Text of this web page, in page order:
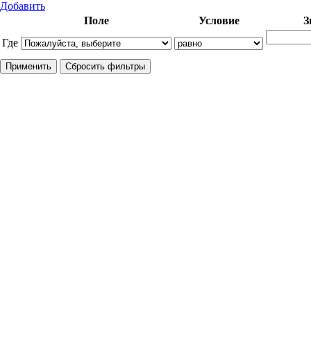
Добавить
Где
Поле Условие